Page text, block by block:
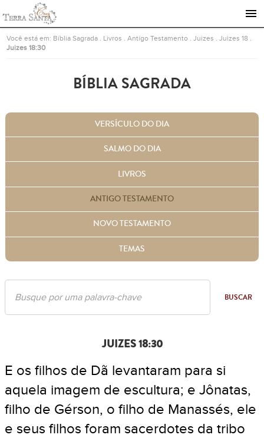
Ir para a página inicial
Você está em: Bíblia Sagrada Livros .Antigo Testamento .Juizes .Juizes 18
Juizes 18:30
BÍBLIA SAGRADA
VERSÍCULO DO DIA
SALMO DO DIA
LIVROS
ANTIGO TESTAMENTO
NOVO TESTAMENTO
TEMAS
BUSCAR
JUIZES 18:30
E os filhos de Dã levantaram para si
aquela imagem de escultura; e Jônatas,
filho de Gérson, o filho de Manassés, ele
e seus filhos foram sacerdotes da tribo